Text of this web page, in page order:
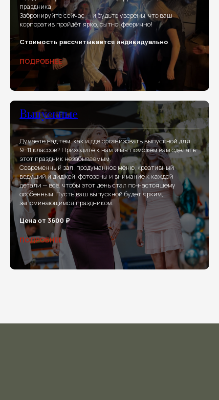
праздника.
Забронируйте сейчас — и будьте уверены, что ваш
корпоратив пройдёт ярко, сытно, феерично!
Стоимость рассчитывается индивидуально
ПОДРОБНЕЕ
Выпускные
Думаете над тем, как и где организовать выпускной для
9−11 классов? Приходите к нам и мы поможем вам сделать
этот праздник незабываемым.
Современный зал, продуманное меню, креативный
ведущий и диджей, фотозоны и внимание к каждой
детали — всё, чтобы этот день стал по-настоящему
особенным. Пусть ваш выпускной будет ярким,
запоминающимся праздником.
Цена от 3600 ₽
ПОДРОБНЕЕ